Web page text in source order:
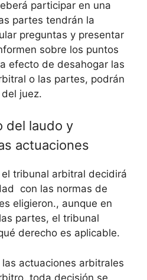
participar en una
partes tendrán la
preguntas y presentar
sobre los puntos
efecto de desahogar las
o las partes, podrán
juez.
del laudo y
actuaciones
tribunal arbitral decidirá
con las normas de
eligieron., aunque en
partes, el tribunal
derecho es aplicable.
actuaciones arbitrales
toda decisión se